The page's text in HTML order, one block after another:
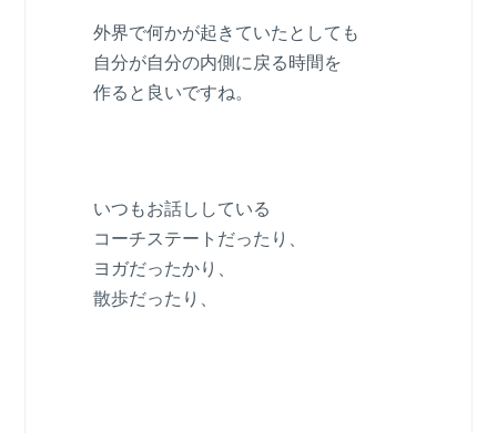
外界で何かが起きていたとしても
自分が自分の内側に戻る時間を
作ると良いですね。
いつもお話ししている
コーチステートだったり、
ヨガだったかり、
散歩だったり、